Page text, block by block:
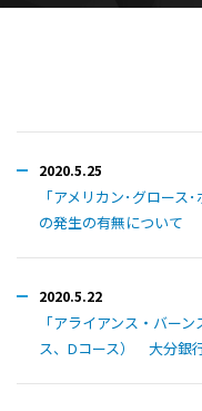
2020.5.25
「アメリカン･グロー
の発生の有無について
2020.5.22
「アライアンス・バー
ス、Dコース） 大分銀